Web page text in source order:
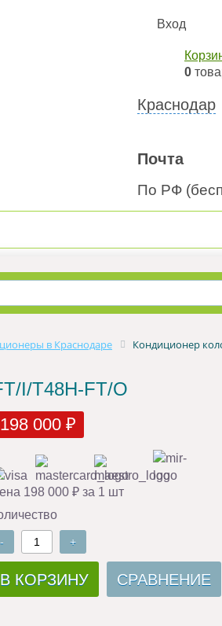
Вход
0
Краснодар
Почта
По РФ
в Краснодаре Кондиционер
I/Т48H-FT/O
198 000 ₽
198 000 ₽ за 1 шт
- +
В КОРЗИНУ СРАВНЕНИЕ